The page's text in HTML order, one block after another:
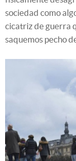
sociedad como
cicatriz de guerra
saquemos pecho